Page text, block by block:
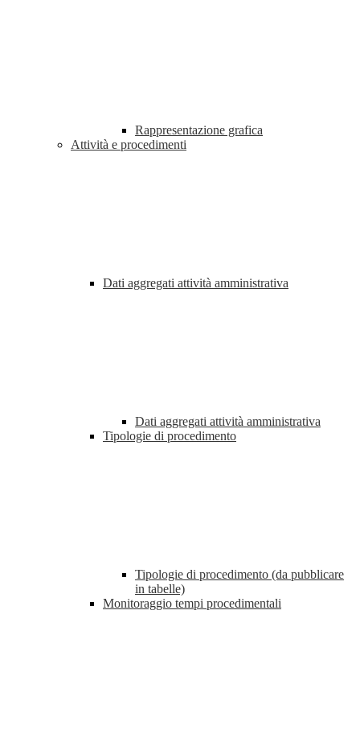
Rappresentazione grafica
Attività e procedimenti
Dati aggregati attività amministrativa
Dati aggregati attività amministrativa
Tipologie di procedimento
Tipologie di procedimento (da pubblicare
in tabelle)
Monitoraggio tempi procedimentali